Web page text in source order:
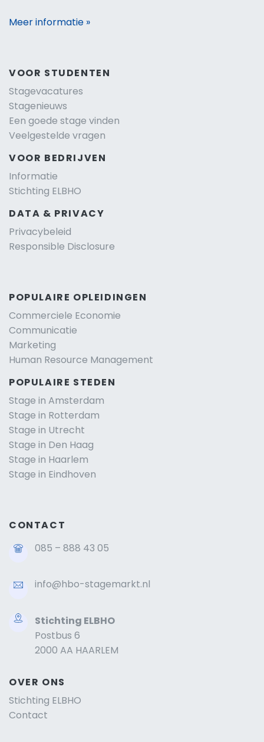
Meer informatie »
VOOR STUDENTEN
Stagevacatures
Stagenieuws
Een goede stage vinden
Veelgestelde vragen
VOOR BEDRIJVEN
Informatie
Stichting ELBHO
DATA & PRIVACY
Privacybeleid
Responsible Disclosure
POPULAIRE OPLEIDINGEN
Commerciele Economie
Communicatie
Marketing
Human Resource Management
POPULAIRE STEDEN
Stage in Amsterdam
Stage in Rotterdam
Stage in Utrecht
Stage in Den Haag
Stage in Haarlem
Stage in Eindhoven
CONTACT
085 – 888 43 05
info@hbo-stagemarkt.nl
Stichting ELBHO
Postbus 6
2000 AA HAARLEM
OVER ONS
Stichting ELBHO
Contact